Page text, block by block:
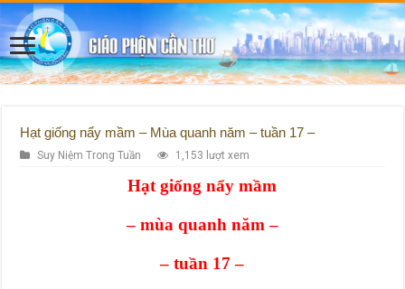
Hạt giống nẩy mầm – Mùa quanh năm – tuần 17 –
Suy Niệm Trong Tuần 1,153 lượt xem
Hạt giống nẩy mầm
– mùa quanh năm –
– tuần 17 –